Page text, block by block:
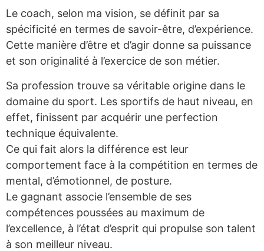
Le coach, selon ma vision, se définit par sa
spécificité en termes de savoir-être, d’expérience.
Cette manière d’être et d’agir donne sa puissance
et son originalité à l’exercice de son métier.
Sa profession trouve sa véritable origine dans le
domaine du sport. Les sportifs de haut niveau, en
effet, finissent par acquérir une perfection
technique équivalente.
Ce qui fait alors la différence est leur
comportement face à la compétition en termes de
mental, d’émotionnel, de posture.
Le gagnant associe l’ensemble de ses
compétences poussées au maximum de
l’excellence, à l’état d’esprit qui propulse son talent
à son meilleur niveau.